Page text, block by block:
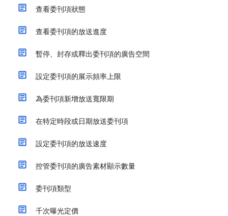
查看委刊項狀態
查看委刊項的放送進度
暫停、封存或釋出委刊項的廣告空間
設定委刊項的展示頻率上限
為委刊項新增放送寬限期
在特定時段或日期放送委刊項
設定委刊項的放送速度
控管委刊項的廣告素材顯示數量
委刊項類型
千次曝光定價